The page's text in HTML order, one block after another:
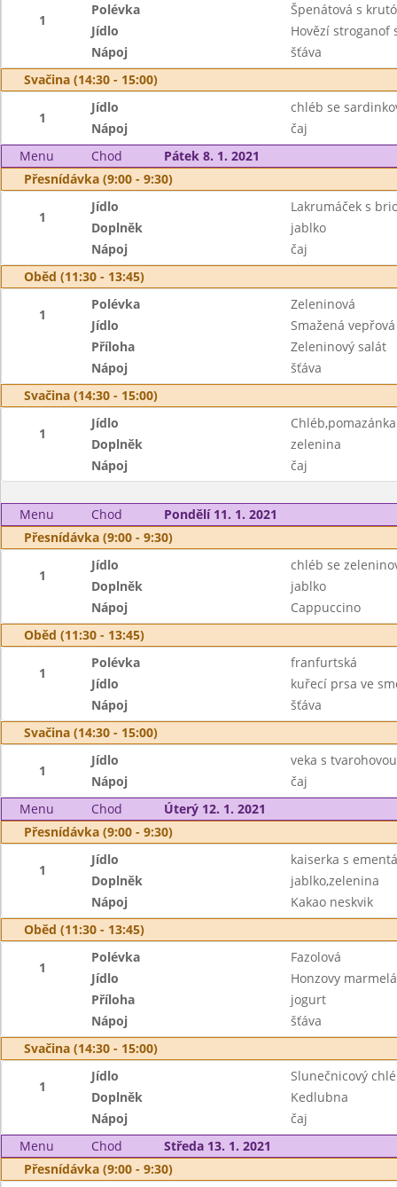
1
Polévka
Špenátová s
Jídlo
Hovězí stroganof
Nápoj
šťáva
Svačina (14:30 - 15:00)
1
Jídlo
chléb se
Nápoj
čaj
Menu
Chod
Pátek 8. 1. 2021
Přesnídávka (9:00 - 9:30)
1
Jídlo
Lakrumáček s
Doplněk
jablko
Nápoj
čaj
Oběd (11:30 - 13:45)
1
Polévka
Zeleninová
Jídlo
Smažená
Příloha
Zeleninový salát
Nápoj
šťáva
Svačina (14:30 - 15:00)
1
Jídlo
Doplněk
zelenina
Nápoj
čaj
Menu Chod
Pondělí 11. 1. 2021
Přesnídávka (9:00 - 9:30)
1
Jídlo
chléb se
Doplněk
jablko
Nápoj
Cappuccino
Oběd (11:30 - 13:45)
1
Polévka
franfurtská
Jídlo
kuřecí prsa ve
Nápoj
šťáva
Svačina (14:30 - 15:00)
1
Jídlo
veka s
Nápoj
čaj
Menu
Chod
Úterý 12. 1. 2021
Přesnídávka (9:00 - 9:30)
1
Jídlo
kaiserka s
Doplněk
jablko,zelenina
Nápoj
Kakao neskvik
Oběd (11:30 - 13:45)
1
Polévka
Fazolová
Jídlo
Honzovy
Příloha
jogurt
Nápoj
šťáva
Svačina (14:30 - 15:00)
1
Jídlo
Slunečnicový
Doplněk
Kedlubna
Nápoj
čaj
Menu
Chod
Středa 13. 1. 2021
Přesnídávka (9:00 - 9:30)